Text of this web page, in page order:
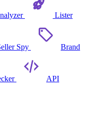
Lister
Spy Brand
API